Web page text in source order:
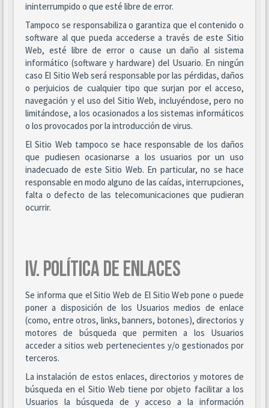
ininterrumpido o que esté libre de error.
Tampoco se responsabiliza o garantiza que el contenido o
software al que pueda accederse a través de este Sitio
Web, esté libre de error o cause un daño al sistema
informático (software y hardware) del Usuario. En ningún
caso El Sitio Web será responsable por las pérdidas, daños
o perjuicios de cualquier tipo que surjan por el acceso,
navegación y el uso del Sitio Web, incluyéndose, pero no
limitándose, a los ocasionados a los sistemas informáticos
o los provocados por la introducción de virus.
El Sitio Web tampoco se hace responsable de los daños
que pudiesen ocasionarse a los usuarios por un uso
inadecuado de este Sitio Web. En particular, no se hace
responsable en modo alguno de las caídas, interrupciones,
falta o defecto de las telecomunicaciones que pudieran
ocurrir.
IV. POLÍTICA DE ENLACES
Se informa que el Sitio Web de El Sitio Web pone o puede
poner a disposición de los Usuarios medios de enlace
(como, entre otros, links, banners, botones), directorios y
motores de búsqueda que permiten a los Usuarios
acceder a sitios web pertenecientes y/o gestionados por
terceros.
La instalación de estos enlaces, directorios y motores de
búsqueda en el Sitio Web tiene por objeto facilitar a los
Usuarios la búsqueda de y acceso a la información